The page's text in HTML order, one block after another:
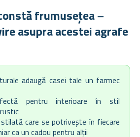
frumusețea –
asupra acestei agrafe
adaugă casei tale un farmec
pentru interioare în stil
care se potrivește în fiecare
ca un cadou pentru alții